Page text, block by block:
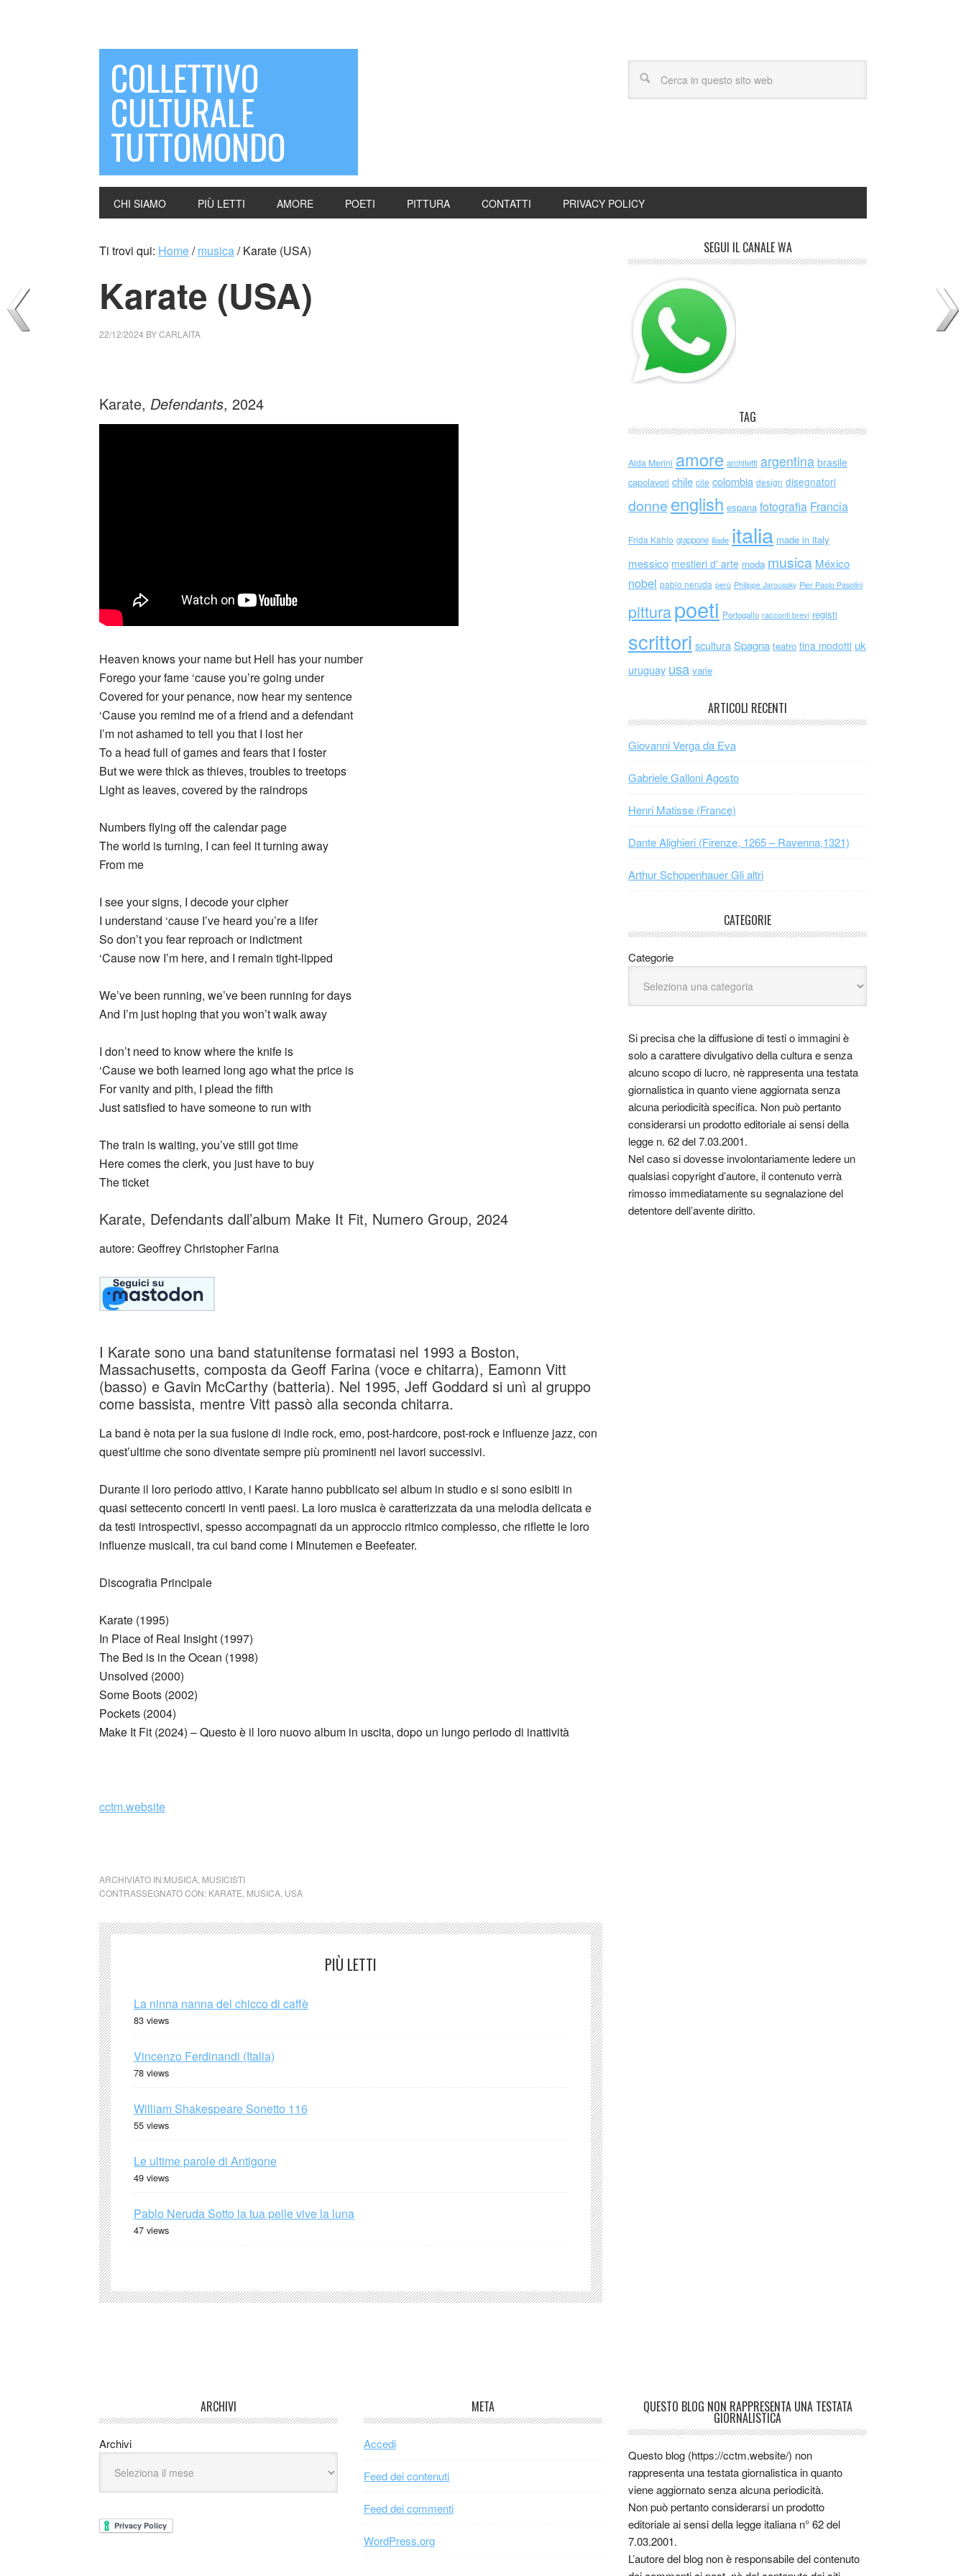
COLLETTIVO
CULTURALE
TUTTOMONDO
CHI SIAMO PIÙ LETTI AMORE POETI PITTURA CONTATTI PRIVACY POLICY
Ti trovi qui: Home/ musica/Karate (USA)
Karate (USA)
22/12/2024 BYCARLAITA
Karate, Defendants, 2024
Heaven knows your name but Hell has your number
Forego your fame ‘cause you’re going under
Covered for your penance, now hear my sentence
‘Cause you remind me of a friend and a defendant
I’m not ashamed to tell you that I lost her
To a head full of games and fears that I foster
But we were thick as thieves, troubles to treetops
Light as leaves, covered by the raindrops
Numbers flying off the calendar page
The world is turning, I can feel it turning away
From me
I see your signs, I decode your cipher
I understand ‘cause I’ve heard you’re a lifer
So don’t you fear reproach or indictment
‘Cause now I’m here, and I remain tight-lipped
We’ve been running, we’ve been running for days
And I’m just hoping that you won’t walk away
I don’t need to know where the knife is
‘Cause we both learned long ago what the price is
For vanity and pith, I plead the fifth
Just satisfied to have someone to run with
The train is waiting, you’ve still got time
Here comes the clerk, you just have to buy
The ticket
Karate, Defendants dall’album Make It Fit, Numero Group, 2024
autore: Geoffrey Christopher Farina
I Karate sono una band statunitense formatasi nel 1993 a Boston,
Massachusetts, composta da Geoff Farina (voce e chitarra), Eamonn Vitt
(basso) e Gavin McCarthy (batteria). Nel 1995, Jeff Goddard si unì al gruppo
come bassista, mentre Vitt passò alla seconda chitarra.
La band è nota per la sua fusione di indie rock, emo, post-hardcore, post-rock e influenze jazz, con
quest’ultime che sono diventate sempre più prominenti nei lavori successivi.
Durante il loro periodo attivo, i Karate hanno pubblicato sei album in studio e si sono esibiti in
quasi settecento concerti in venti paesi. La loro musica è caratterizzata da una melodia delicata e
da testi introspectivi, spesso accompagnati da un approccio ritmico complesso, che riflette le loro
influenze musicali, tra cui band come i Minutemen e Beefeater.
Discografia Principale
Karate (1995)
In Place of Real Insight (1997)
The Bed is in the Ocean (1998)
Unsolved (2000)
Some Boots (2002)
Pockets (2004)
Make It Fit (2024) – Questo è il loro nuovo album in uscita, dopo un lungo periodo di inattività
cctm.website
ARCHIVIATO IN:MUSICA MUSICISTI
CONTRASSEGNATO CON: KARATE MUSICA USA
PIÙ LETTI
La ninna nanna del chicco di caffè
83 views
Vincenzo Ferdinandi (Italia)
78 views
William Shakespeare Sonetto 116
55 views
Le ultime parole di Antigone
49 views
Pablo Neruda Sotto la tua pelle vive la luna
47 views
SEGUI IL CANALE WA
TAG
Alda Merini amore architetti argentina brasile
capolavori chile cile colombia design disegnatori
donne english espana fotografia Francia
Frida Kahlo giappone iliade italia made in italy
messico mestieri d' arte moda musica México
nobel pablo neruda perù Philippe Jaroussky Pier Paolo Pasolini
pitturapoeti Portogallo racconti brevi registi
scrittori scultura Spagna teatro tina modotti uk
uruguay usa varie
ARTICOLI RECENTI
Giovanni Verga da Eva
Gabriele Galloni Agosto
Henri Matisse (France)
Dante Alighieri (Firenze, 1265 – Ravenna,1321)
Arthur Schopenhauer Gli altri
CATEGORIE
Categorie
Si precisa che la diffusione di testi o immagini è
solo a carattere divulgativo della cultura e senza
alcuno scopo di lucro, nè rappresenta una testata
giornalistica in quanto viene aggiornata senza
alcuna periodicità specifica. Non può pertanto
considerarsi un prodotto editoriale ai sensi della
legge n. 62 del 7.03.2001.
Nel caso si dovesse involontariamente ledere un
qualsiasi copyright d’autore, il contenuto verrà
rimosso immediatamente su segnalazione del
detentore dell’avente diritto.
ARCHIVI
Archivi
META
Accedi
Feed dei contenuti
Feed dei commenti
WordPress.org
QUESTO BLOG NON RAPPRESENTA UNA TESTATA
GIORNALISTICA
Questo blog (https://cctm.website/) non
rappresenta una testata giornalistica in quanto
viene aggiornato senza alcuna periodicità.
Non può pertanto considerarsi un prodotto
editoriale ai sensi della legge italiana n° 62 del
7.03.2001.
L’autore del blog non è responsabile del contenuto